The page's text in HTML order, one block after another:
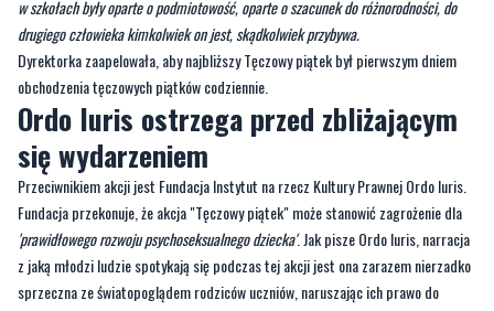
obchodzenia tęczowych piątków codziennie.
Ordo Iuris ostrzega przed zbliżającym
się wydarzeniem
Przeciwnikiem akcji jest Fundacja Instytut na rzecz Kultury Prawnej Ordo Iuris.
Fundacja przekonuje, że akcja "Tęczowy piątek" może stanowić zagrożenie dla
'prawidłowego rozwoju psychoseksualnego dziecka'
z jaką młodzi ludzie spotykają się podczas tej akcji jest ona zarazem nierzadko
sprzeczna ze światopoglądem rodziców uczniów, naruszając ich prawo do
wychowania i nauczania moralnego i religijnego swoich dzieci zgodnie z
własnymi przekonaniami.
—Dyrektorzy szkół zobowiązani są do przestrzegania gwarantowanej Konstytucją,